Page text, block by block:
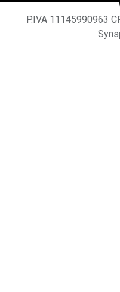
P.IVA 11145990963